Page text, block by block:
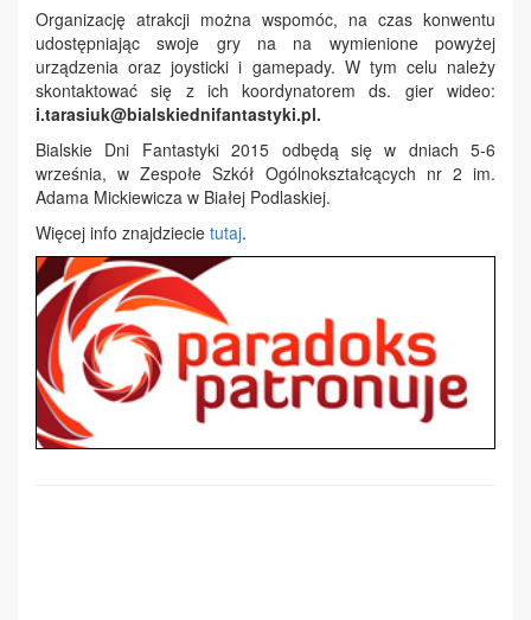
Organizację atrakcji można wspomóc, na czas konwentu
udostępniając swoje gry na na wymienione powyżej
urządzenia oraz joysticki i gamepady. W tym celu należy
skontaktować się z ich koordynatorem ds. gier wideo:
i.tarasiuk@bialskiednifantastyki.pl.
Bialskie Dni Fantastyki 2015 odbędą się w dniach 5-6
września, w Zespołe Szkół Ogólnokształcących nr 2 im.
Adama Mickiewicza w Białej Podlaskiej.
Więcej info znajdziecie tutaj.